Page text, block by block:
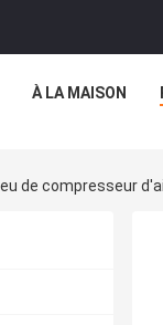
À LA MAISON
de compresseur